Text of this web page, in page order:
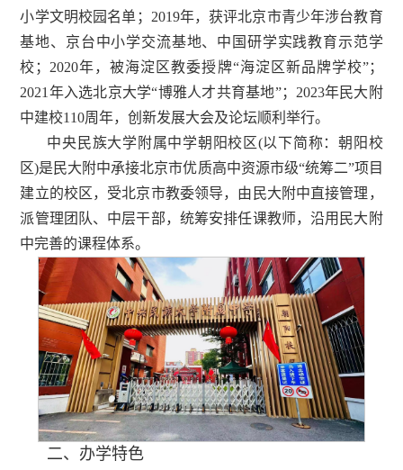
小学文明校园名单；2019年，获评北京市青少年涉台教育
基地、京台中小学交流基地、中国研学实践教育示范学
校；2020年，被海淀区教委授牌“海淀区新品牌学校”；
2021年入选北京大学“博雅人才共育基地”；2023年民大附
中建校110周年，创新发展大会及论坛顺利举行。
中央民族大学附属中学朝阳校区(以下简称：朝阳校
区)是民大附中承接北京市优质高中资源市级“统筹二”项目
建立的校区，受北京市教委领导，由民大附中直接管理，
派管理团队、中层干部，统筹安排任课教师，沿用民大附
中完善的课程体系。
二、办学特色